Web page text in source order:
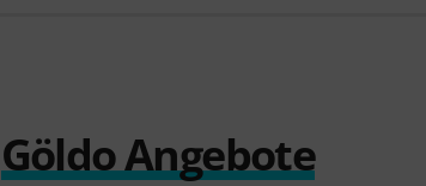
Göldo Angebote